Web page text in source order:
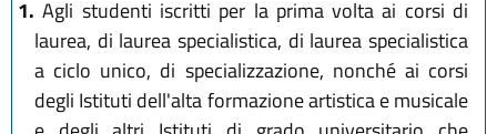
1. Agli studenti iscritti per la prima volta ai corsi di
laurea, di laurea specialistica, di laurea specialistica
a ciclo unico, di specializzazione, nonché ai corsi
degli Istituti dell'alta formazione artistica e musicale